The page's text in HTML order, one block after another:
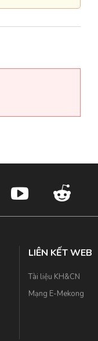
LIÊN KẾT WEB
Tài liệu KH&CN
Mạng E-Mekong